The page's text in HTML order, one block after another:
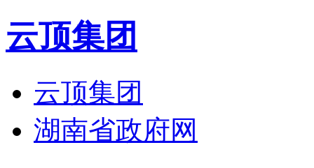
云顶集团
云顶集团
湖南省政府网